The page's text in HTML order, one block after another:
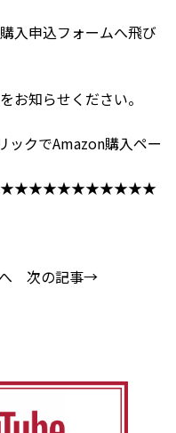
入申込フォームへ飛び
お知らせください。
ックでAmazon購入ペー
次の記事→